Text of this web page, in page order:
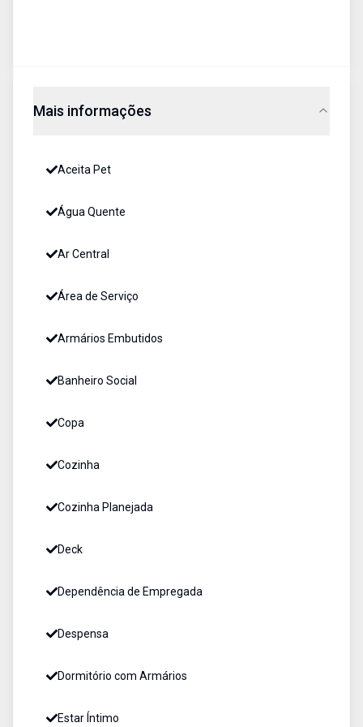
Mais informações
Aceita Pet
Água Quente
Ar Central
Área de Serviço
Armários Embutidos
Banheiro Social
Copa
Cozinha
Cozinha Planejada
Deck
Dependência de Empregada
Despensa
Dormitório com Armários
Estar Íntimo